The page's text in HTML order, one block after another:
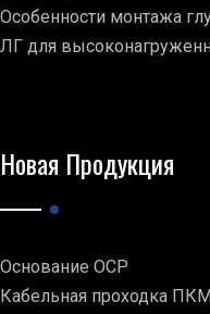
Особенности монтажа
ЛГ для
Новая Продукция
Основание ОСР
Кабельная проходка